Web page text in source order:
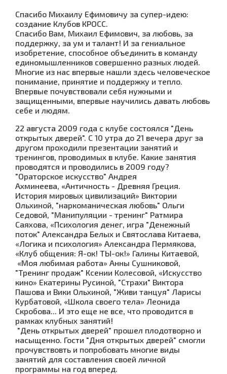
Спасибо Михаилу Ефимовичу за супер-идею:
создание Клубов КРОСС.
Спасибо Вам, Михаил Ефимович, за любовь, за
поддержку, за ум и талант! И за гениальное
изобретение, способное объединить в команду
единомышленников совершенно разных людей.
Многие из нас впервые нашли здесь человеческое
понимание, принятие и поддержку и тепло.
Впервые почувствовали себя нужными и
защищенными, впервые научились давать любовь
себе и людям.
22 августа 2009 года с клубе состоялся "День
открытых дверей". С 10 утра до 21 вечера друг за
другом проходили презентации занятий и
тренингов, проводимых в клубе. Какие занятия
проводятся и проводились в 2009 году?
"Ораторское искусство" Андрея
Ахминеева, «Античность - Древняя Греция.
История мировых цивилизаций» Виктории
Ольхиной, "наркоманическая любовь" Ольги
Седовой, "Манипуляции - тренинг" Ратмира
Саяхова, «Психология денег, игра "Денежный
поток" Александра Белых и Святослава Китаева,
«Логика и психология» Александра Пермякова,
«Клуб общения: Я-ок! ТЫ-ок!» Галины Китаевой,
«Моя любимая работа» Анны Сушниковой,
"Тренинг продаж" Ксении Колесовой, «Искусство
кино» Екатерины Русиной, "Страхи" Виктора
Пашова и Вики Ольхиной, "Живи танцуя" Ларисы
Курбатовой, «Школа своего тела» Леонида
Скробова... И это еще не все, что проводится в
рамках клубных занятий!
"День открытых дверей" прошел плодотворно и
насыщенно. Гости "Дня открытых дверей" смогли
прочувствовть и попробовать многие виды
занятий для составления своей личной
программы на год вперед.